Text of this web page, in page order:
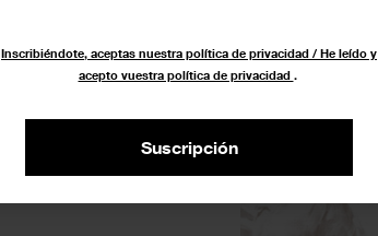
Inscribiéndote, aceptas nuestra política de privacidad / He leído y
acepto vuestra política de privacidad .
Suscripción